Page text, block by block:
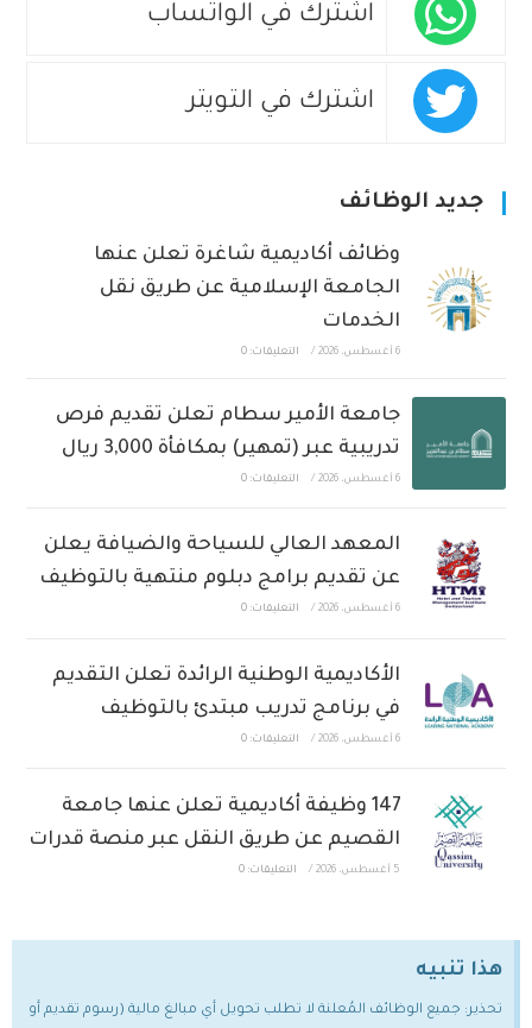
اشترك في الواتساب
اشترك في التويتر
جديد الوظائف
وظائف أكاديمية شاغرة تعلن عنها
الجامعة الإسلامية عن طريق نقل
الخدمات
6 أغسطس، 2026 / التعليقات: 0
جامعة الأمير سطام تعلن تقديم فرص
تدريبية عبر (تمهير) بمكافأة 3,000 ريال
6 أغسطس، 2026 / التعليقات: 0
المعهد العالي للسياحة والضيافة يعلن
عن تقديم برامج دبلوم منتهية بالتوظيف
6 أغسطس، 2026 / التعليقات: 0
الأكاديمية الوطنية الرائدة تعلن التقديم
في برنامج تدريب مبتدئ بالتوظيف
6 أغسطس، 2026 / التعليقات: 0
147 وظيفة أكاديمية تعلن عنها جامعة
القصيم عن طريق النقل عبر منصة قدرات
5 أغسطس، 2026 / التعليقات: 0
هذا تنبيه
تحذير: جميع الوظائف المُعلنة لا تطلب تحويل أي مبالغ مالية (رسوم تقديم أو